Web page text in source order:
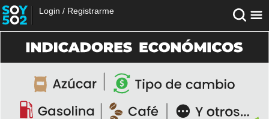
Login / Registrarme